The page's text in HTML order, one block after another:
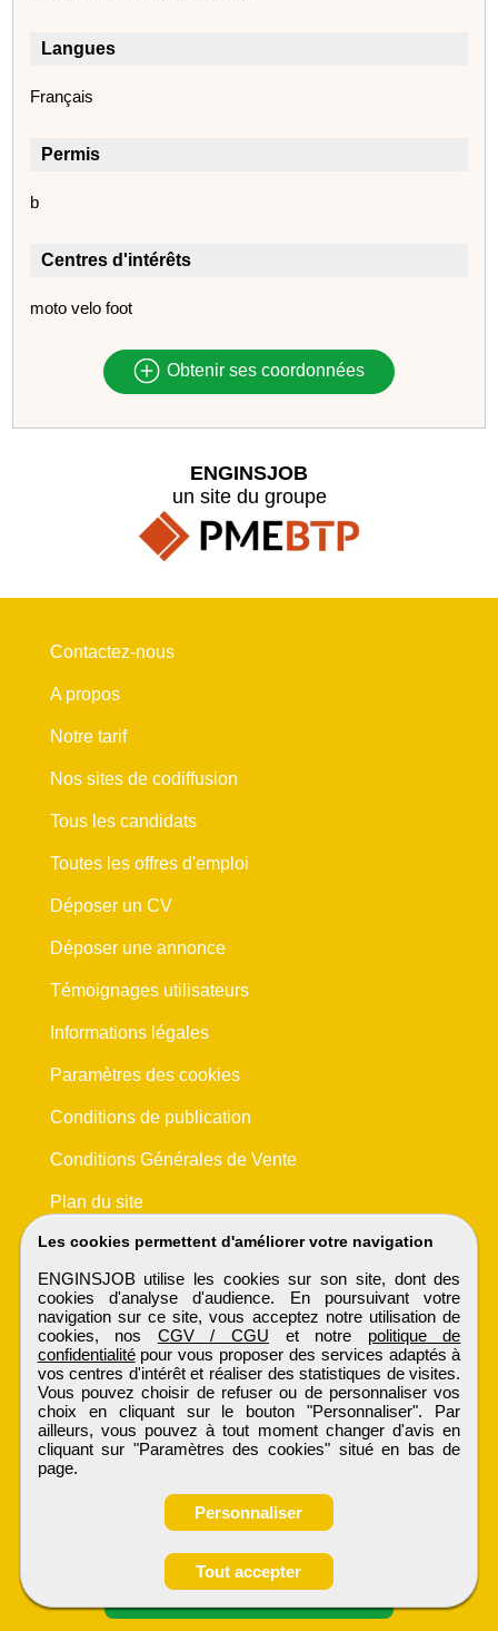
Obtenir ses
coordonnées
Langues
Français
Permis
b
Centres d'intérêts
moto velo foot
Obtenir ses coordonnées
Les cookies permettent d'améliorer votre navigation
ENGINSJOB utilise les cookies sur son site, dont des
cookies d'analyse d'audience. En poursuivant votre
navigation sur ce site, vous acceptez notre utilisation de
cookies, nos CGV / CGU et notre politique de
confidentialitépour vous proposer des services adaptés à
vos centres d'intérêt et réaliser des statistiques de visites.
Vous pouvez choisir de refuser ou de personnaliser vos
choix en cliquant sur le bouton "Personnaliser". Par
ailleurs, vous pouvez à tout moment changer d'avis en
cliquant sur "Paramètres des cookies" situé en bas de
page.
Personnaliser
Tout accepter
ENGINSJOB
un site du groupe
Contactez-nous
A propos
Notre tarif
Nos sites de codiffusion
Tous les candidats
Toutes les offres d'emploi
Déposer un CV
Déposer une annonce
Témoignages utilisateurs
Informations légales
Paramètres des cookies
Conditions de publication
Conditions Générales de Vente
Plan du site
ENGINSJOB
Tous droits réservés © 1999 - 2026